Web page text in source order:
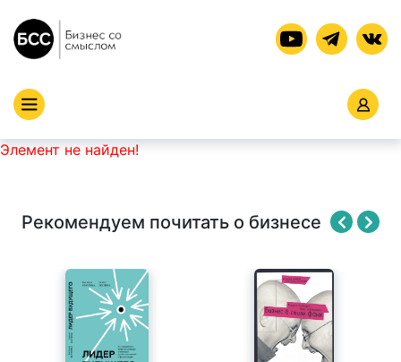
Элемент не найден!
Рекомендуем почитать о бизнесе